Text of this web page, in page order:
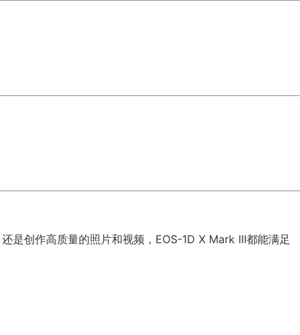
是创作高质量的照片和视频，EOS-1D X Mark III都能满足